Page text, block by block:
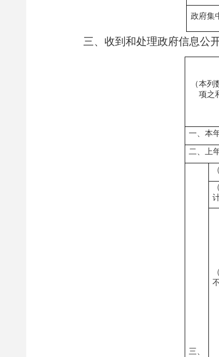
政府集
三、收到和处理政府信息公
（本
项之
一、本
二、上
三、